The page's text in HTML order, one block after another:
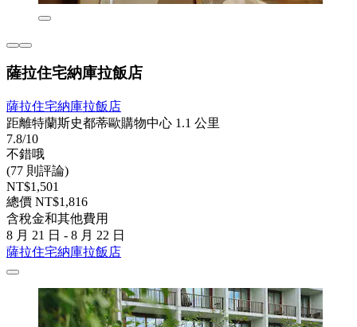
薩拉住宅納庫拉飯店
薩拉住宅納庫拉飯店
距離特蘭斯史都蒂歐購物中心 1.1 公里
7.8/10
不錯哦
(77 則評論)
NT$1,501
總價 NT$1,816
含稅金和其他費用
8 月 21 日 - 8 月 22 日
薩拉住宅納庫拉飯店